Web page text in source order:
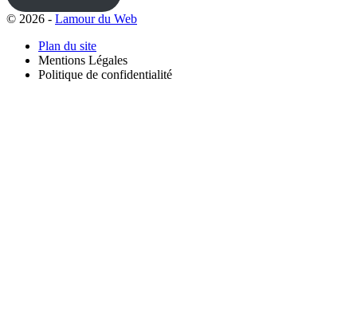
© 2026 - Lamour du Web
Plan du site
Mentions Légales
Politique de confidentialité